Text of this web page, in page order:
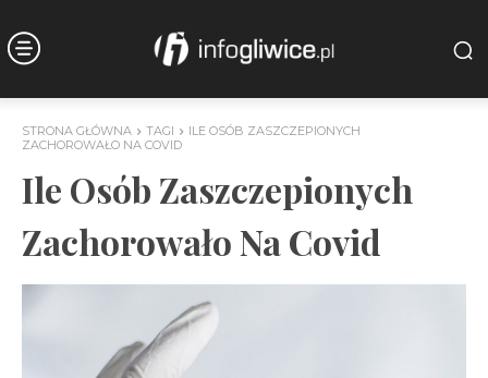
STRONA GŁÓWNA TAGI
ILE OSÓB ZASZCZEPIONYCH
ZACHOROWAŁO NA COVID
Ile Osób Zaszczepionych
Zachorowało Na Covid